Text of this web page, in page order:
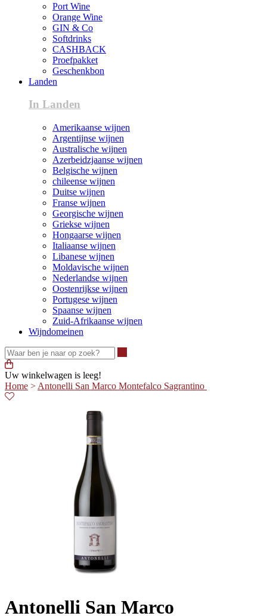
Port Wine
Orange Wine
GIN & Co
Softdrinks
CASHBACK
Proefpakket
Geschenkbon
Landen
In Landen
Amerikaanse wijnen
Argentijnse wijnen
Australische wijnen
Azerbeidzjaanse wijnen
Belgische wijnen
chileense wijnen
Duitse wijnen
Franse wijnen
Georgische wijnen
Griekse wijnen
Hongaarse wijnen
Italiaanse wijnen
Libanese wijnen
Moldavische wijnen
Nederlandse wijnen
Oostenrijkse wijnen
Portugese wijnen
Spaanse wijnen
Zuid-Afrikaanse wijnen
Wijndomeinen
Uw winkelwagen is leeg!
Home > Antonelli San Marco Montefalco Sagrantino
Antonelli San Marco